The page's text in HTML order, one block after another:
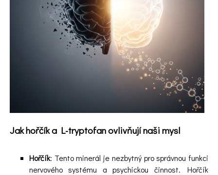
Videa
Kontakt
Registrace
Jak hořčík a L-tryptofan ovlivňují naši mysl
Hořčík: Tento minerál je nezbytný pro správnou funkci
nervového systému a psychickou činnost. Hořčík